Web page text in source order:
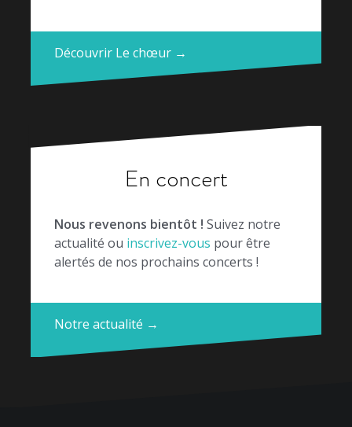
Découvrir Le chœur →
En concert
Nous revenons bientôt ! Suivez notre
actualité ou inscrivez-vous pour être
alertés de nos prochains concerts !
Notre actualité →